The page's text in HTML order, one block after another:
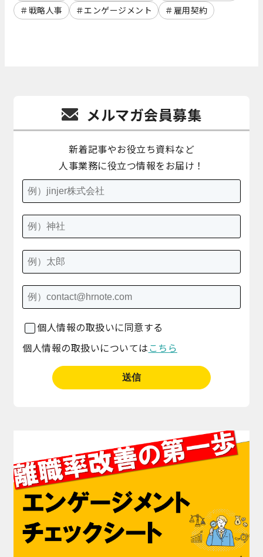
戦略人事
エンゲージメント 雇用契約
メルマガ会員募集
新着記事やお役立ち資料など
人事業務に役立つ情報をお届け！
個人情報の取扱いに同意する
個人情報の取扱いについては こちら